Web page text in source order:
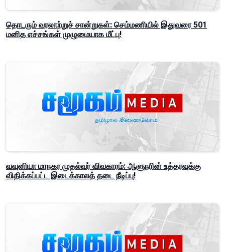
தொடரும் வரலாற்றுச் சான்றுகள்: செம்மணியில் இதுவரை 501
மனித எச்சங்கள் முழுமையாக மீட்பு!
வவுனியா மாநகர முதல்வர் விவகாரம்: ஆளுநரின் உத்தரவுக்கு
விதிக்கப்பட்ட இடைக்காலத் தடை நீடிப்பு!